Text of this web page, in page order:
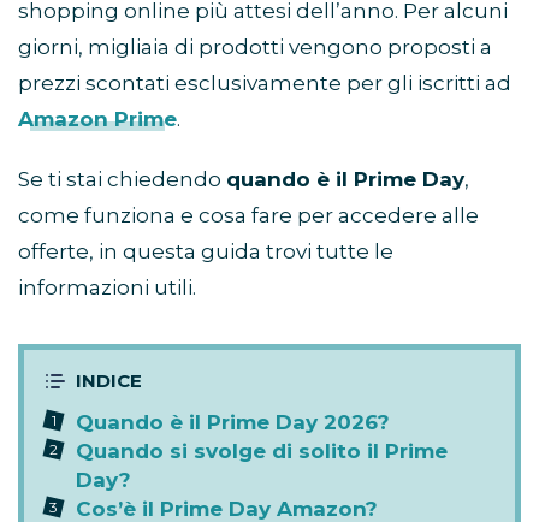
shopping online più attesi dell’anno. Per alcuni
giorni, migliaia di prodotti vengono proposti a
prezzi scontati esclusivamente per gli iscritti ad
Amazon Prime.
Se ti stai chiedendo quando è il Prime Day,
come funziona e cosa fare per accedere alle
offerte, in questa guida trovi tutte le
informazioni utili.
Quando è il Prime Day 2026?
Quando si svolge di solito il Prime
Day?
Cos’è il Prime Day Amazon?